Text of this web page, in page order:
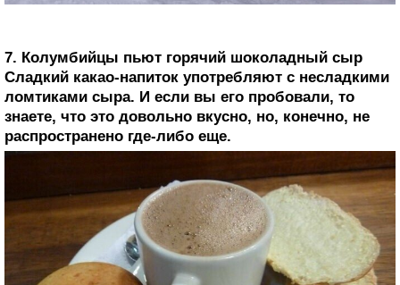
7. Колумбийцы пьют горячий шоколадный сыр
Сладкий какао-напиток употребляют с несладкими
ломтиками сыра. И если вы его пробовали, то
знаете, что это довольно вкусно, но, конечно, не
распространено где-либо еще.